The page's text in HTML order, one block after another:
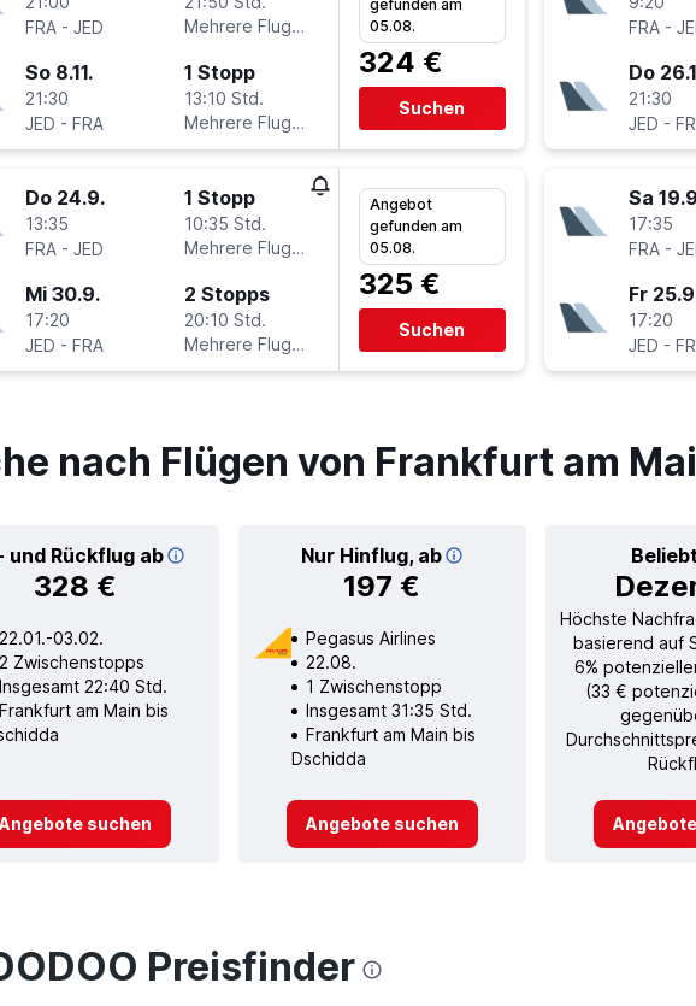
FRA - JED
Mehrere Fluglinien
So 8.11.
21:30
JED - FRA
1 Stopp
13:10 Std.
Mehrere Fluglinien
gefunden am
05.08.
324 €
Suchen
Do 24.9.
13:35
FRA - JED
1 Stopp
10:35 Std.
Mehrere Fluglinien
Mi 30.9.
17:20
JED - FRA
2 Stopps
20:10 Std.
Mehrere Fluglinien
Angebot
gefunden am
05.08.
325 €
Suchen
FRA -
Do
21:30
JED -
Sa
17:35
FRA -
Fr
17:20
JED -
nach Flügen von Frankfurt am
und Rückflug ab
328 €
Nur Hinflug, ab
197 €
22.01.-03.02.
2 Zwischenstopps
Insgesamt 22:40 Std.
Frankfurt am Main bis
Angebote suchen
Pegasus Airlines
22.08.
1 Zwischenstopp
Insgesamt 31:35 Std.
Frankfurt am Main bis
Dschidda
Angebote suchen
Höchste
basierend auf
6%
(33 €
Preisfinder